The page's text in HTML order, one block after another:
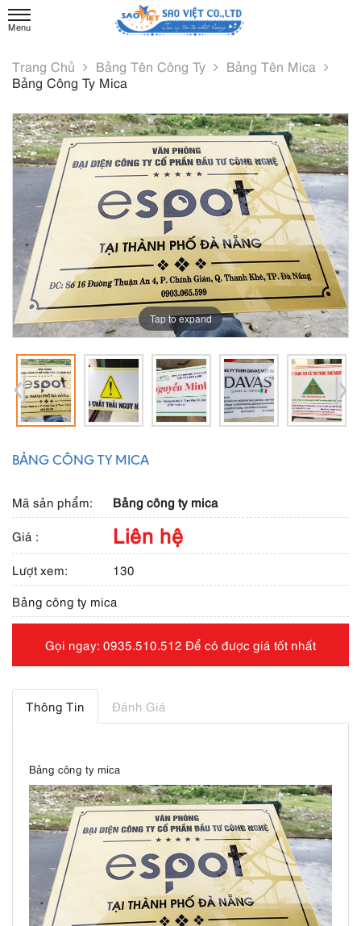
Trang Chủ Bảng Tên Công Ty
Bảng Tên Mica
Bảng Công Ty Mica
Tap to expand
BẢNG CÔNG TY MICA
Mã sản phẩm: Bảng công ty mica
Giá : Liên hệ
Lượt xem:
130
Bảng công ty mica
Gọi ngay: 0935.510.512 Để có được giá tốt nhất
Thông Tin Đánh Giá
Bảng công ty mica